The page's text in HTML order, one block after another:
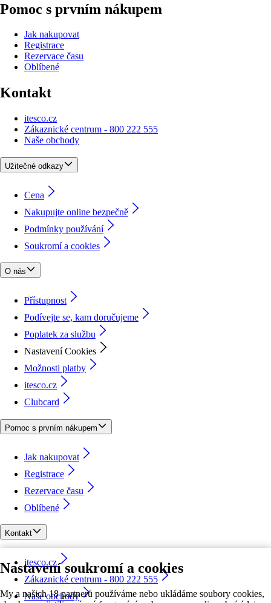
Nastavení soukromí a cookies
My a našich 18 partnerů používáme nebo ukládáme soubory cookies,
Pomoc s prvním nákupem
Jak nakupovat
Registrace
Rezervace času
Oblíbené
Kontakt
itesco.cz
Zákaznické centrum - 800 222 555
Naše obchody
Užitečné odkazy
Cena
Nakupujte online bezpečně
Podmínky používání
Soukromí a cookies
O nás
Přístupnost
Podívejte se, kam doručujeme
Poplatek za službu
Nastavení Cookies
Možnosti platby
itesco.cz
Clubcard
Pomoc s prvním nákupem
Jak nakupovat
Registrace
Rezervace času
Oblíbené
Kontakt
itesco.cz
Zákaznické centrum - 800 222 555
Naše obchody